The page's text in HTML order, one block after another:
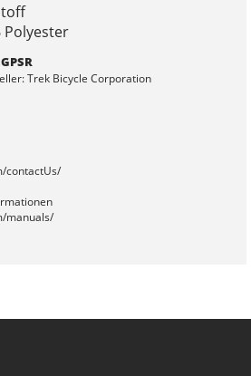
Polyester
Trek Bicycle Corporation
contactUs/
manuals/